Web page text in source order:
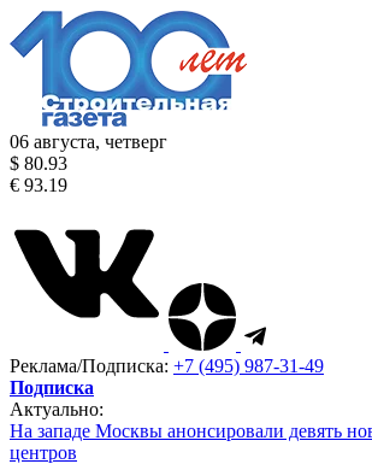
06 августа, четверг
$ 80.93
€ 93.19
Реклама/Подписка: +7 (495) 987-31-49
Подписка
Актуально:
На западе Москвы анонсировали девять
центров